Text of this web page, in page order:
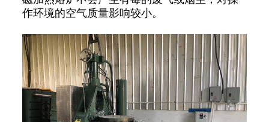
作环境的空气质量影响较小。